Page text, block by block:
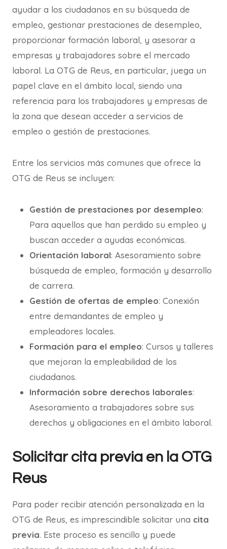
ayudar a los ciudadanos en su búsqueda de
empleo, gestionar prestaciones de desempleo,
proporcionar formación laboral, y asesorar a
empresas y trabajadores sobre el mercado
laboral. La OTG de Reus, en particular, juega un
papel clave en el ámbito local, siendo una
referencia para los trabajadores y empresas de
la zona que desean acceder a servicios de
empleo o gestión de prestaciones.
Entre los servicios más comunes que ofrece la
OTG de Reus se incluyen:
Gestión de prestaciones por desempleo:
Para aquellos que han perdido su empleo y
buscan acceder a ayudas económicas.
Orientación laboral: Asesoramiento sobre
búsqueda de empleo, formación y desarrollo
de carrera.
Gestión de ofertas de empleo: Conexión
entre demandantes de empleo y
empleadores locales.
Formación para el empleo: Cursos y talleres
que mejoran la empleabilidad de los
ciudadanos.
Información sobre derechos laborales:
Asesoramiento a trabajadores sobre sus
derechos y obligaciones en el ámbito laboral.
Solicitar cita previa en la OTG
Reus
Para poder recibir atención personalizada en la
OTG de Reus, es imprescindible solicitar una cita
previa. Este proceso es sencillo y puede